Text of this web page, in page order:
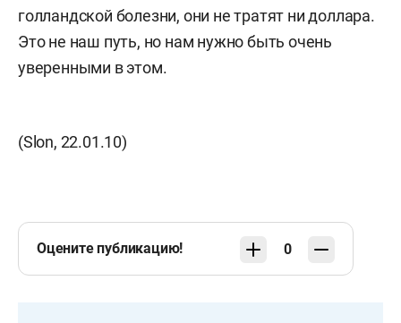
голландской болезни, они не тратят ни доллара.
Это не наш путь, но нам нужно быть очень
уверенными в этом.
(Slon, 22.01.10)
Оцените публикацию! 0